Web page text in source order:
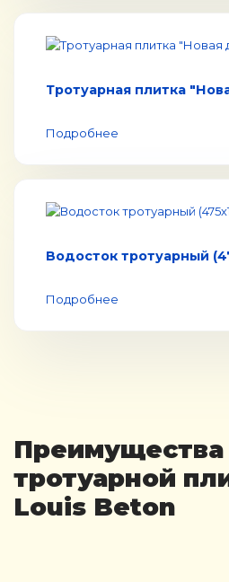
Тротуарная плитка
Подробнее
Водосток тротуарный
Подробнее
Преимущества
тротуарной
Louis Beton